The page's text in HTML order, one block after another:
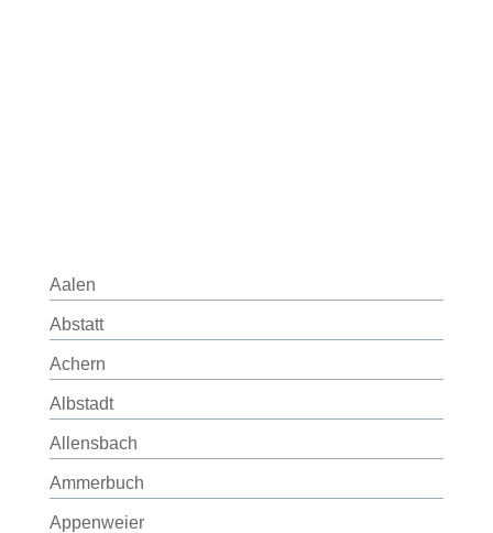
Aalen
Abstatt
Achern
Albstadt
Allensbach
Ammerbuch
Appenweier